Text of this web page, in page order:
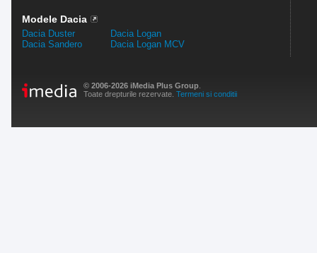
Modele Dacia
Dacia Duster
Dacia Sandero
Dacia Logan
Dacia Logan MCV
© 2006-2026 iMedia Plus Group
Toate drepturile rezervate. Termeni si conditii